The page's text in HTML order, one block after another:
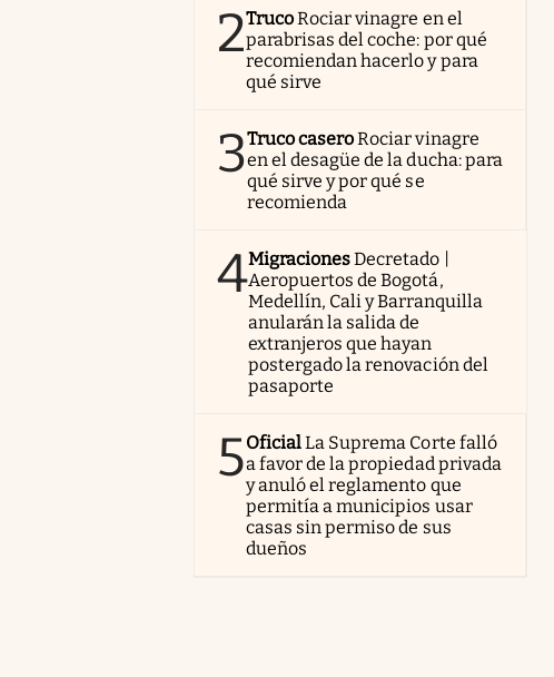
2TrucoRociar vinagre en el
parabrisas del coche: por qué
recomiendan hacerlo y para
qué sirve
3Truco caseroRociar vinagre
en el desagüe de la ducha: para
qué sirve y por qué se
recomienda
4MigracionesDecretado |
Aeropuertos de Bogotá,
Medellín, Cali y Barranquilla
anularán la salida de
extranjeros que hayan
postergado la renovación del
pasaporte
5OficialLa Suprema Corte falló
a favor de la propiedad privada
y anuló el reglamento que
permitía a municipios usar
casas sin permiso de sus
dueños